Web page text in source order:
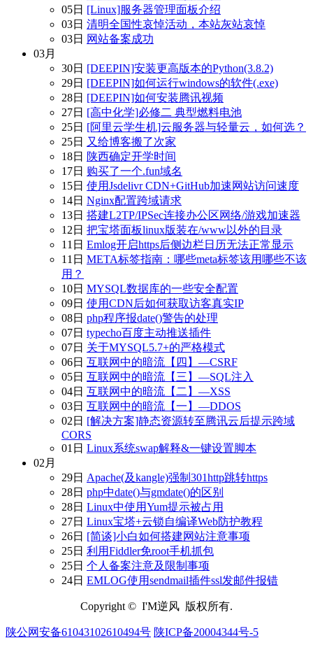
05日 [Linux]服务器管理面板介绍
03日 清明全国性哀悼活动，本站灰站哀悼
03日 网站备案成功
03月
30日 [DEEPIN]安装更高版本的Python(3.8.2)
29日 [DEEPIN]如何运行windows的软件(.exe)
28日 [DEEPIN]如何安装腾讯视频
27日 [高中化学]必修二 典型燃料电池
25日 [阿里云学生机]云服务器与轻量云，如何选？
25日 又给博客搬了次家
18日 陕西确定开学时间
17日 购买了一个.fun域名
15日 使用Jsdelivr CDN+GitHub加速网站访问速度
14日 Nginx配置跨域请求
13日 搭建L2TP/IPSec连接办公区网络/游戏加速器
12日 把宝塔面板linux版装在/www以外的目录
11日 Emlog开启https后侧边栏日历无法正常显示
11日 META标签指南：哪些meta标签该用哪些不该
用？
10日 MYSQL数据库的一些安全配置
09日 使用CDN后如何获取访客真实IP
08日 php程序报date()警告的处理
07日 typecho百度主动推送插件
07日 关于MYSQL5.7+的严格模式
06日 互联网中的暗流【四】—CSRF
05日 互联网中的暗流【三】—SQL注入
04日 互联网中的暗流【二】—XSS
03日 互联网中的暗流【一】—DDOS
02日 [解决方案]静态资源转至腾讯云后提示跨域
CORS
01日 Linux系统swap解释&一键设置脚本
02月
29日 Apache(及kangle)强制301http跳转https
28日 php中date()与gmdate()的区别
28日 Linux中使用Yum提示被占用
27日 Linux宝塔+云锁自编译Web防护教程
26日 [简谈]小白如何搭建网站注意事项
25日 利用Fiddler免root手机抓包
25日 个人备案注意及限制事项
24日 EMLOG使用sendmail插件ssl发邮件报错
Copyright © I'M逆风 版权所有.
陕公网安备61043102610494号 陕ICP备20004344号-5